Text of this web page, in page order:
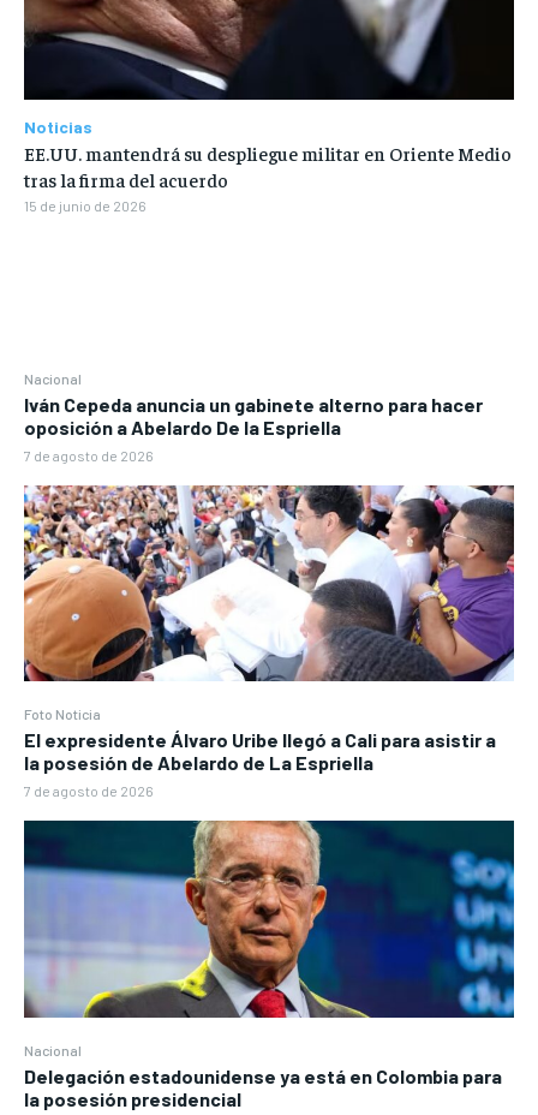
Nacional
Iván Cepeda anuncia un gabinete alterno para hacer
oposición a Abelardo De la Espriella
7 de agosto de 2026
Foto Noticia
El expresidente Álvaro Uribe llegó a Cali para asistir a
la posesión de Abelardo de La Espriella
7 de agosto de 2026
Nacional
Delegación estadounidense ya está en Colombia para
la posesión presidencial
Noticias
EE.UU. mantendrá su despliegue militar en Oriente Medio
tras la firma del acuerdo
15 de junio de 2026